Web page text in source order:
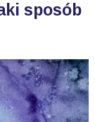
sposób